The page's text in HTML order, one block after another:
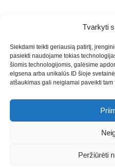
Tvarkyti
Siekdami teikti geriausią patirtį,
pasiekti naudojame tokias
šiomis technologijomis, galėsime
elgsena arba unikalūs ID šioje
atšaukimas gali neigiamai paveikti
Peržiūrėti
PASLAUGOS. SEO tekstų
straipsnių rašymas ir
svetaines.2026Armijai.LT
Themes.
Marketingo agentūra -
-
Regionų